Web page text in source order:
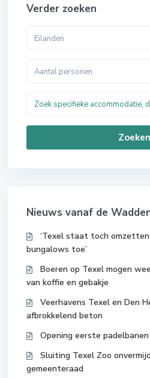
Verder zoeken
Eilanden
Aantal personen
Zoeken
Nieuws vanaf de
‘Texel staat toch
bungalows toe’
Boeren op Texel mogen
van koffie en gebakje
Veerhavens Texel en Den
afbrokkelend beton
Opening eerste
Sluiting Texel Zoo
gemeenteraad